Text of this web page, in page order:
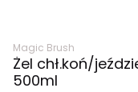
Magic Brush
Żel chł.koń/
500ml